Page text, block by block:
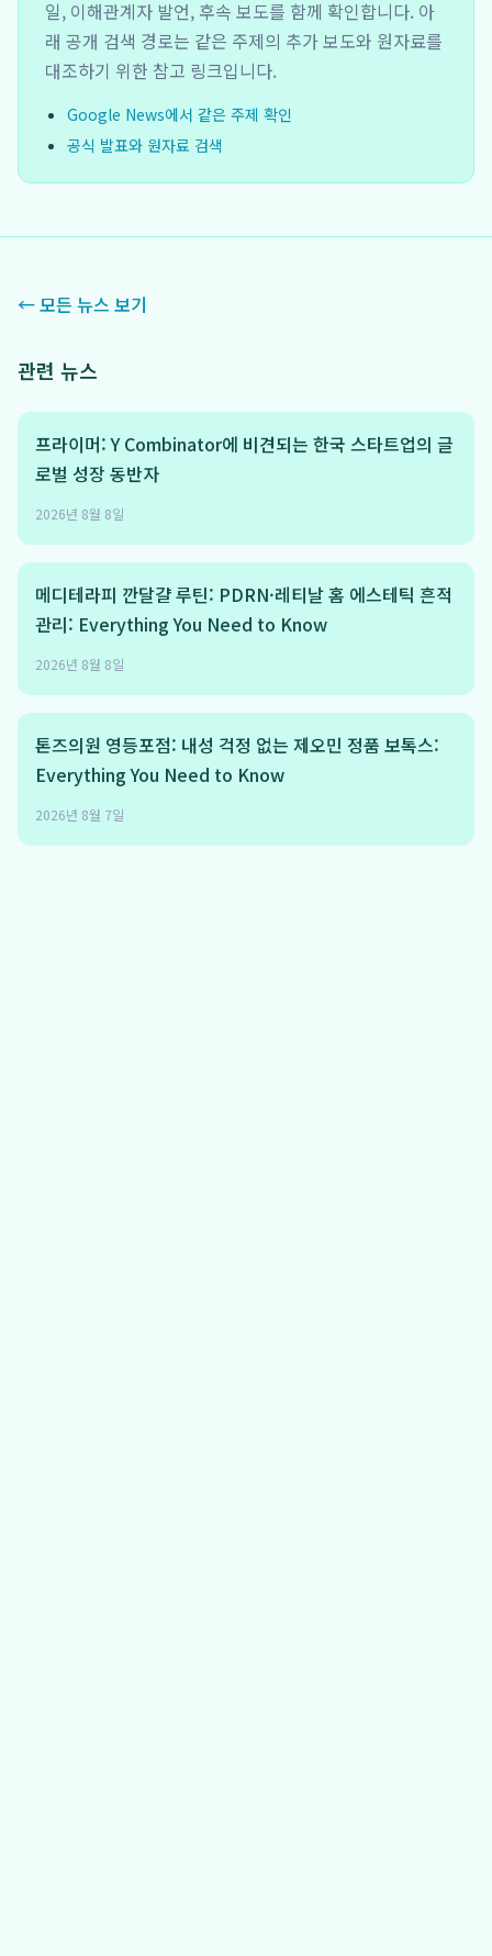
일, 이해관계자 발언, 후속 보도를 함께 확인합니다. 아
래 공개 검색 경로는 같은 주제의 추가 보도와 원자료를
대조하기 위한 참고 링크입니다.
Google News에서 같은 주제 확인
공식 발표와 원자료 검색
← 모든 뉴스 보기
관련 뉴스
프라이머: Y Combinator에 비견되는 한국 스타트업의 글
로벌 성장 동반자
2026년 8월 8일
메디테라피 깐달걀 루틴: PDRN·레티날 홈 에스테틱 흔적
관리: Everything You Need to Know
2026년 8월 8일
톤즈의원 영등포점: 내성 걱정 없는 제오민 정품 보톡스:
Everything You Need to Know
2026년 8월 7일